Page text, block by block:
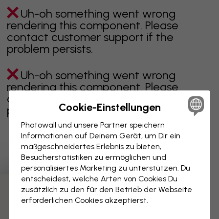
Uh-oh something went wrong
rendering this component. Please
contact customer support if the
problem persists.
Uh-oh something went wrong
rendering this component. Please
contact customer support if the
problem persists.
Zeigt Seite 1 von 44 Seiten
Weitere Kategorien entdecken
Cookie-Einstellungen
Photowall und unsere Partner speichern
Informationen auf Deinem Gerät, um Dir ein
maßgeschneidertes Erlebnis zu bieten,
Besucherstatistiken zu ermöglichen und
personalisiertes Marketing zu unterstützen. Du
entscheidest, welche Arten von Cookies Du
zusätzlich zu den für den Betrieb der Webseite
erforderlichen Cookies akzeptierst.